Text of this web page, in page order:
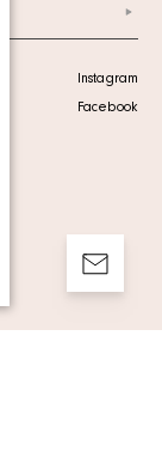
Instagram
Facebook